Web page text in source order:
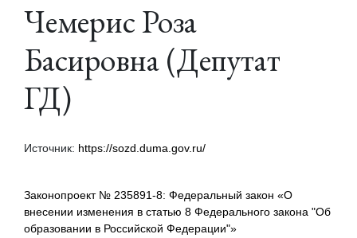
Чемерис Роза
Басировна (Депутат
ГД)
Источник: https://sozd.duma.gov.ru/
Законопроект № 235891-8: Федеральный закон «О
внесении изменения в статью 8 Федерального закона "Об
образовании в Российской Федерации"»